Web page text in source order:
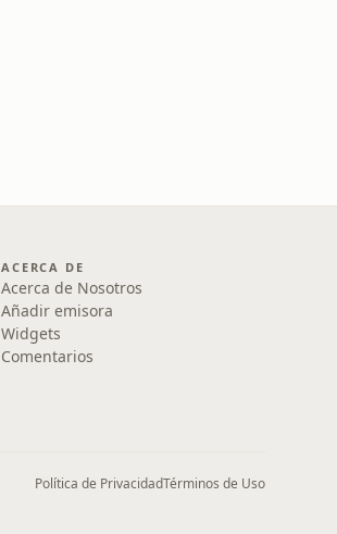
ACERCA DE
Acerca de Nosotros
Añadir emisora
Widgets
Comentarios
Política de PrivacidadTérminos de Uso